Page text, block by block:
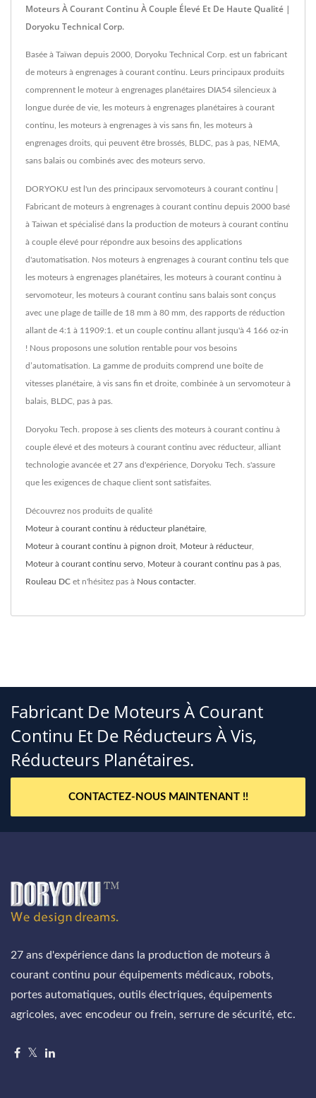
Moteurs À Courant Continu À Couple Élevé Et De Haute Qualité |
Doryoku Technical Corp.
Basée à Taïwan depuis 2000, Doryoku Technical Corp. est un fabricant
de moteurs à engrenages à courant continu. Leurs principaux produits
comprennent le moteur à engrenages planétaires DIA54 silencieux à
longue durée de vie, les moteurs à engrenages planétaires à courant
continu, les moteurs à engrenages à vis sans fin, les moteurs à
engrenages droits, qui peuvent être brossés, BLDC, pas à pas, NEMA,
sans balais ou combinés avec des moteurs servo.
DORYOKU est l'un des principaux servomoteurs à courant continu |
Fabricant de moteurs à engrenages à courant continu depuis 2000 basé
à Taiwan et spécialisé dans la production de moteurs à courant continu
à couple élevé pour répondre aux besoins des applications
d'automatisation. Nos moteurs à engrenages à courant continu tels que
les moteurs à engrenages planétaires, les moteurs à courant continu à
servomoteur, les moteurs à courant continu sans balais sont conçus
avec une plage de taille de 18 mm à 80 mm, des rapports de réduction
allant de 4:1 à 11909:1. et un couple continu allant jusqu'à 4 166 oz-in
! Nous proposons une solution rentable pour vos besoins
d’automatisation. La gamme de produits comprend une boîte de
vitesses planétaire, à vis sans fin et droite, combinée à un servomoteur à
balais, BLDC, pas à pas.
Doryoku Tech. propose à ses clients des moteurs à courant continu à
couple élevé et des moteurs à courant continu avec réducteur, alliant
technologie avancée et 27 ans d'expérience, Doryoku Tech. s'assure
que les exigences de chaque client sont satisfaites.
Découvrez nos produits de qualité
Moteur à courant continu à réducteur planétaire
Moteur à courant continu à pignon droit Moteur à réducteur,
Moteur à courant continu servo Moteur à courant continu pas à pas
Rouleau DC et n'hésitez pas à Nous contacter.
Fabricant De Moteurs À Courant
Continu Et De Réducteurs À Vis,
Réducteurs Planétaires.
CONTACTEZ-NOUS MAINTENANT !!
27 ans d'expérience dans la production de moteurs à
courant continu pour équipements médicaux, robots,
portes automatiques, outils électriques, équipements
agricoles, avec encodeur ou frein, serrure de sécurité, etc.